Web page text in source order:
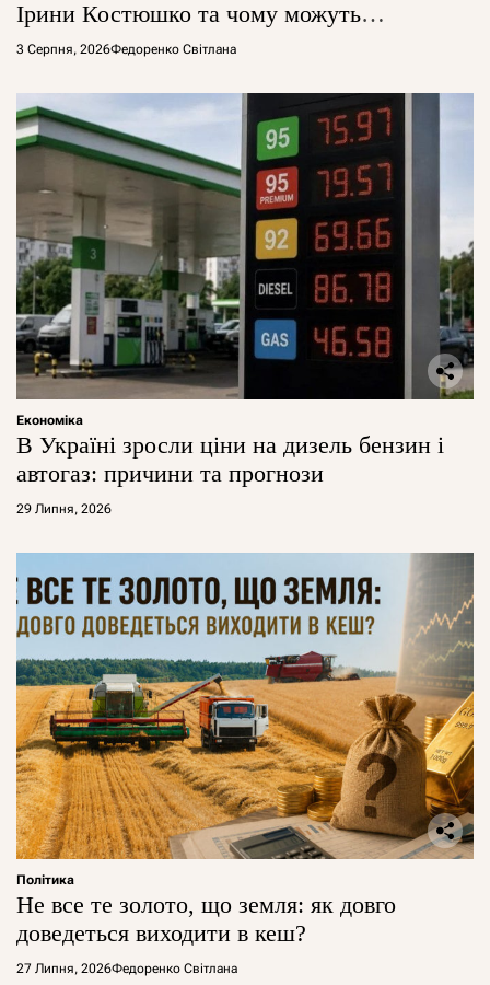
Ірини Костюшко та чому можуть
арештувати її активи
3 Серпня, 2026Федоренко Світлана
Економіка
В Україні зросли ціни на дизель бензин і
автогаз: причини та прогнози
29 Липня, 2026
Політика
Не все те золото, що земля: як довго
доведеться виходити в кеш?
27 Липня, 2026Федоренко Світлана